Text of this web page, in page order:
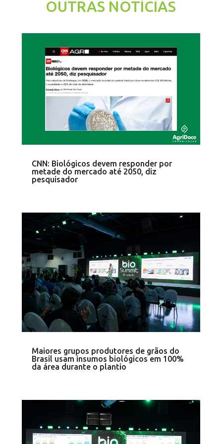
OUTRAS NOTÍCIAS
CNN: Biológicos devem responder por
metade do mercado até 2050, diz
pesquisador
Maiores grupos produtores de grãos do
Brasil usam insumos biológicos em 100%
da área durante o plantio